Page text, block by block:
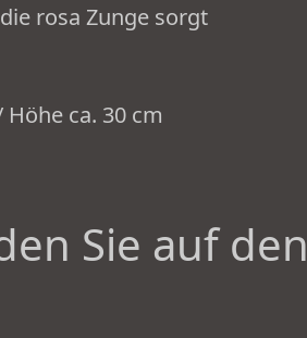
rosa Zunge sorgt
Höhe ca. 30 cm
Sie auf den